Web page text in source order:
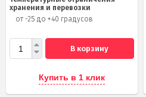
хранения и перевозки
от -25 до +40 градусов
В корзину
Купить в 1 клик